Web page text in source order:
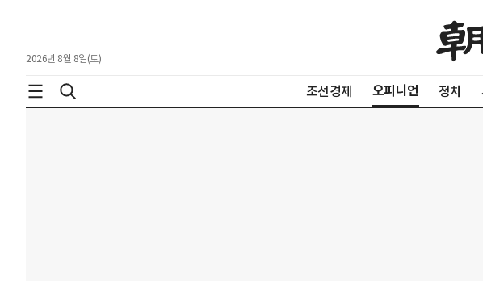
2026년 8월 8일(토)
조선경제 오피니언 정치